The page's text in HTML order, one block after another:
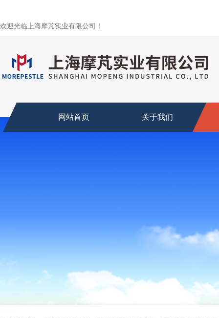
欢迎光临上海摩芃实业有限公司！
网站首页 关于我们